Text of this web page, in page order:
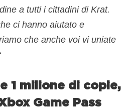
a tutti i cittadini di Krat.
ci hanno aiutato e
che anche voi vi uniate
1 milione di copie,
Game Pass